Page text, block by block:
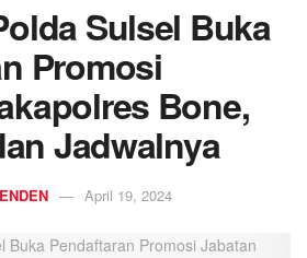
Sulsel Buka
Promosi
Bone,
Jadwalnya
April 19, 2024